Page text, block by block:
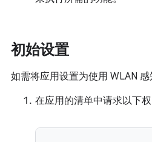
初始设置
如需将应用设置为使用 WLAN
在应用的清单中请求以下权